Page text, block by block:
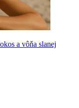
a vôňa slanej